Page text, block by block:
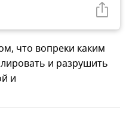
что вопреки каким
и разрушить
и